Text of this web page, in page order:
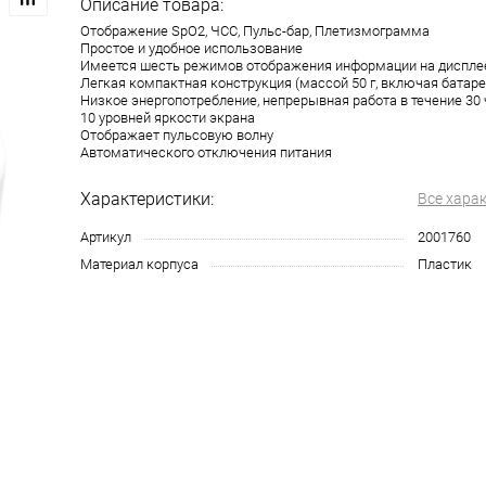
Описание товара:
Отображение SpO2, ЧСС, Пульс-бар, Плетизмограмма
Простое и удобное использование
Имеется шесть режимов отображения информации на
Легкая компактная конструкция (массой 50 г, включая
Низкое энергопотребление, непрерывная работа в течение 30
10 уровней яркости экрана
Отображает пульсовую волну
Автоматического отключения питания
Характеристики: Все
Артикул
2001760
Материал корпуса
Пластик